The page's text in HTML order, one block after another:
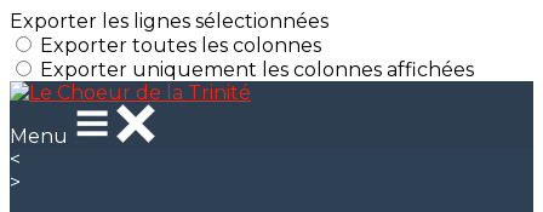
Exporter les lignes sélectionnées
Exporter toutes les colonnes
Exporter uniquement les colonnes affichées
Menu
<
>